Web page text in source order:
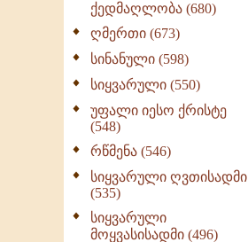
ქედმაღლობა (680)
ღმერთი (673)
სინანული (598)
სიყვარული (550)
უფალი იესო ქრისტე
(548)
რწმენა (546)
სიყვარული ღვთისადმი
(535)
სიყვარული
მოყვასისადმი (496)